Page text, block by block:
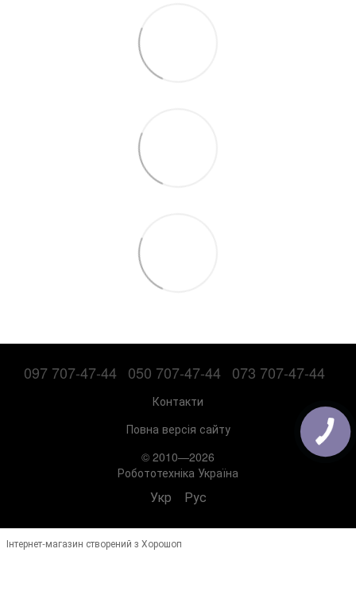
097 707-47-44 050 707-47-44 073 707-47-44
Контакти
Повна версія сайту
© 2010—2026
Робототехніка Україна
Укр Рус
Інтернет-магазин створений з Хорошоп